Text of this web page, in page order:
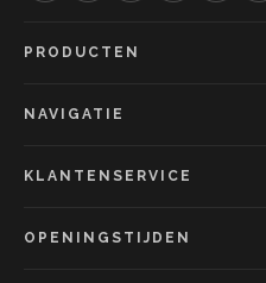
PRODUCTEN
NAVIGATIE
KLANTENSERVICE
OPENINGSTIJDEN